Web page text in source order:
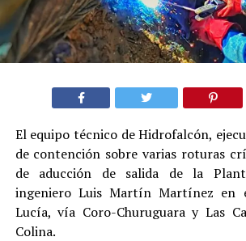
El equipo técnico de Hidrofalcón,
de contención sobre varias roturas
de aducción de salida de la
ingeniero Luis Martín Martínez
Lucía, vía Coro-Churuguara y Las
Colina.